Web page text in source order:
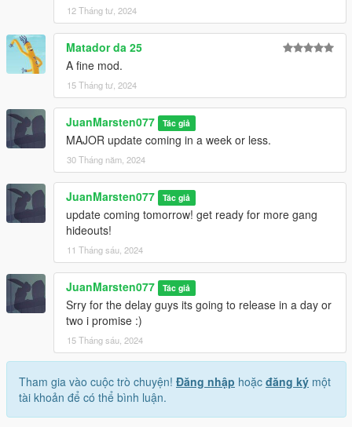
12 Tháng tư, 2024
Matador da 25
A fine mod.
15 Tháng tư, 2024
JuanMarsten077 Tác giả
MAJOR update coming in a week or less.
30 Tháng năm, 2024
JuanMarsten077 Tác giả
update coming tomorrow! get ready for more gang
hideouts!
11 Tháng sáu, 2024
JuanMarsten077 Tác giả
Srry for the delay guys its going to release in a day or
two i promise :)
15 Tháng sáu, 2024
Tham gia vào cuộc trò chuyện! Đăng nhập hoặc đăng ký một
tài khoản để có thể bình luận.